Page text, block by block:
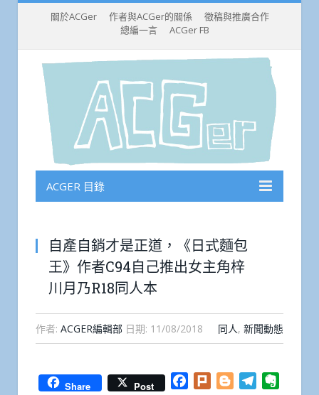
關於ACGer 作者與ACGer的關係
徵稿與推廣合作
總編一言
ACGer FB
ACGER 目錄
自產自銷才是正道，《日式麵包
王》作者C94自己推出女主角梓
川月乃R18同人本
作者: ACGER編輯部 日期: 11/08/2018 同人, 新聞動態
Share Post Facebook
Plurk BloggerTelegram